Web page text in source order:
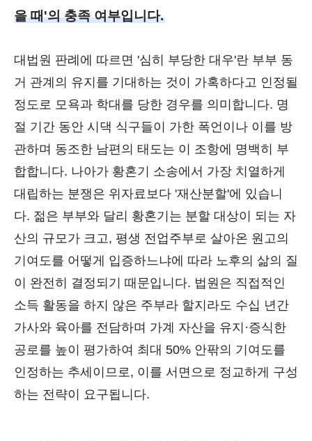
을 때'의 충족 여부입니다.
대법원 판례에 따르면 '심히 부당한 대우'란 부부 동
거 관계의 유지를 기대하는 것이 가혹하다고 인정될
정도로 모욕과 학대를 당한 경우를 의미합니다. 명
절 기간 동안 시댁 식구들이 가한 폭언이나 이를 방
관하며 동조한 남편의 태도는 이 조항에 명백히 부
합합니다. 나아가 황혼기 소송에서 가장 치열하게
대립하는 분쟁은 위자료보다 '재산분할'에 있습니
다. 젊은 부부와 달리 황혼기는 분할 대상이 되는 자
산의 규모가 크고, 평생 전업주부로 살아온 원고의
기여도를 어떻게 입증하느냐에 따라 노후의 삶의 질
이 완전히 결정되기 때문입니다. 법원은 직접적인
소득 활동을 하지 않은 주부라 할지라도 수십 년간
가사와 육아를 전담하며 가계 자산을 유지·증식한
공로를 높이 평가하여 최대 50% 안팎의 기여도를
인정하는 추세이므로, 이를 서면으로 정교하게 구성
하는 전략이 요구됩니다.